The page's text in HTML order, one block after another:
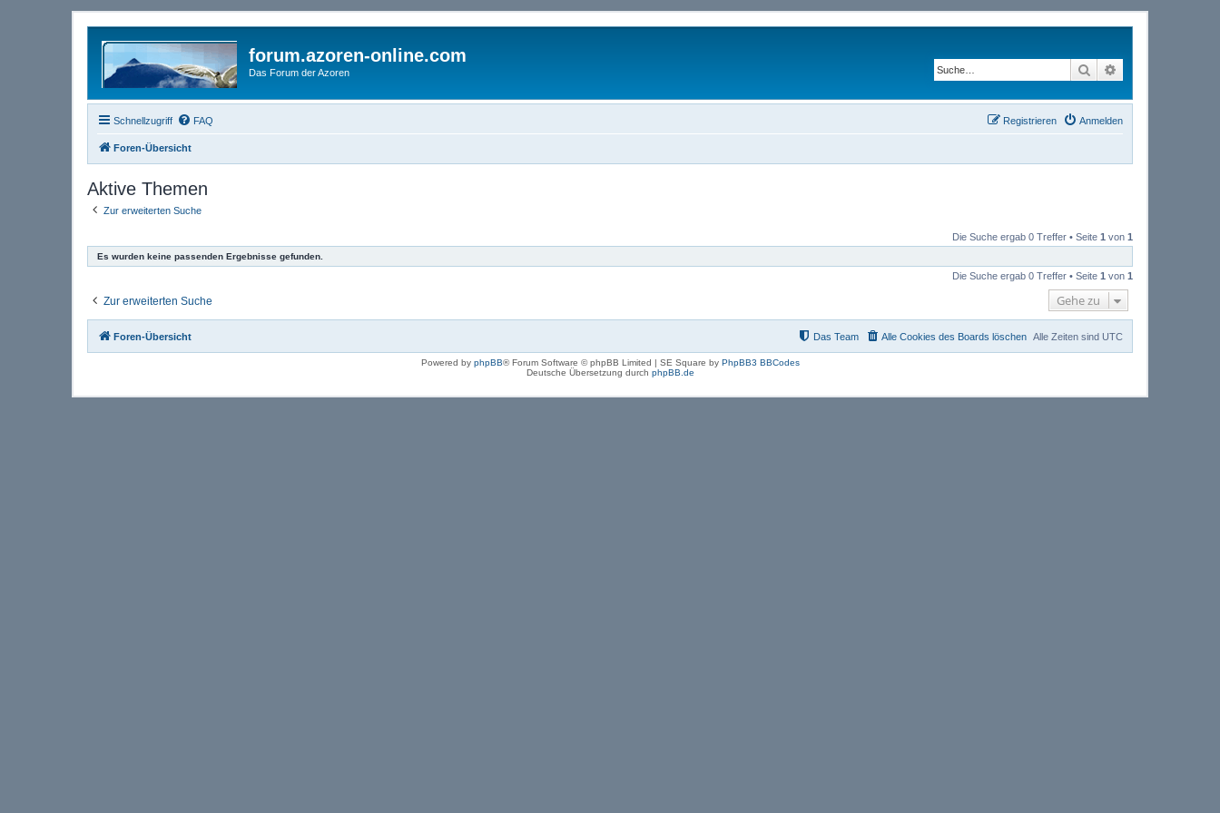
forum.azoren-online.com
Das Forum der Azoren Suche
Schnellzugriff FAQ Anmelden
Registrieren
Foren-Übersicht
Aktive Themen
Zur erweiterten Suche
Die Suche ergab 0 Treffer • Seite 1 von 1
Es wurden keine passenden Ergebnisse gefunden.
Die Suche ergab 0 Treffer • Seite 1 von 1
Zur erweiterten Suche Gehe zu
Foren-Übersicht Alle Zeiten sind UTC
Alle Cookies des Boards löschen
Das Team
Powered by phpBB® Forum Software © phpBB Limited | SE Square by PhpBB3 BBCodes
Deutsche Übersetzung durch phpBB.de